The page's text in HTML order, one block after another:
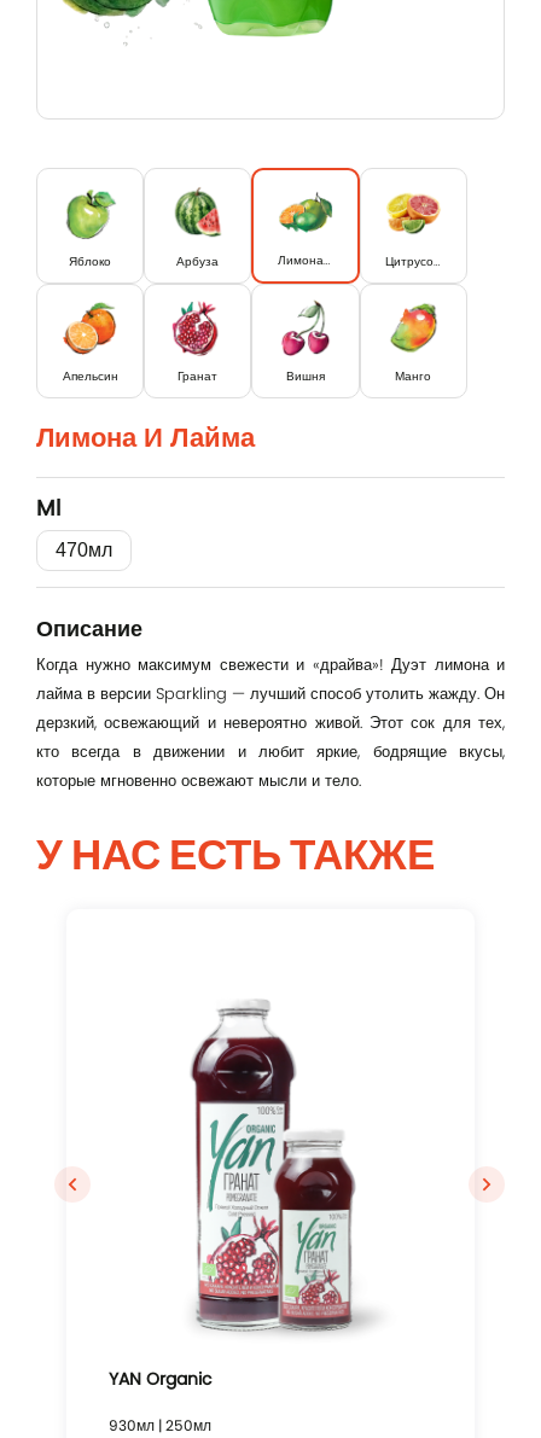
Lorem Ipsum...
Remember me
Яблоко Арбуза Лимона и лайма Цитрусовый микс
Апельсин Гранат Вишня Манго
Лимона И Лайма
Ml
470мл
Описание
Когда нужно максимум свежести и «драйва»! Дуэт лимона и
лайма в версии Sparkling — лучший способ утолить жажду. Он
дерзкий, освежающий и невероятно живой. Этот сок для тех,
кто всегда в движении и любит яркие, бодрящие вкусы,
которые мгновенно освежают мысли и тело.
У НАС ЕСТЬ ТАКЖЕ
YAN Organic
930мл | 250мл